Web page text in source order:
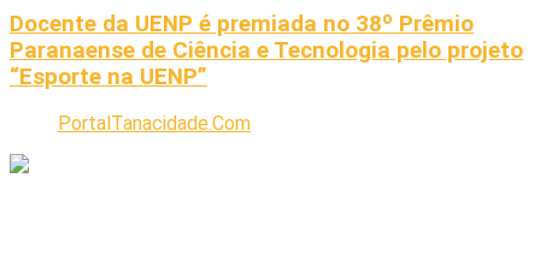
Docente da UENP é premiada no 38º Prêmio
Paranaense de Ciência e Tecnologia pelo projeto
“Esporte na UENP”
PortalTanacidade.Com